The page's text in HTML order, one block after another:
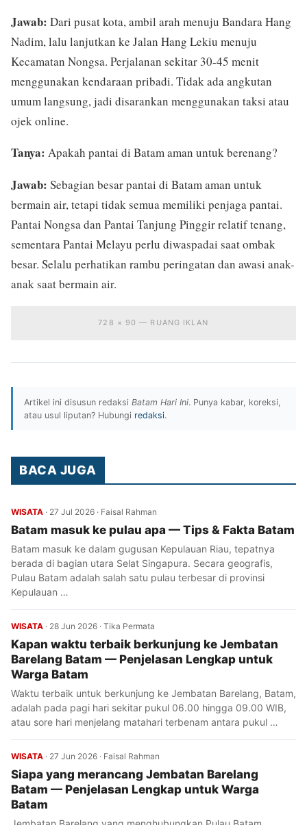
Jawab: Dari pusat kota, ambil arah menuju Bandara Hang
Nadim, lalu lanjutkan ke Jalan Hang Lekiu menuju
Kecamatan Nongsa. Perjalanan sekitar 30-45 menit
menggunakan kendaraan pribadi. Tidak ada angkutan
umum langsung, jadi disarankan menggunakan taksi atau
ojek online.
Tanya: Apakah pantai di Batam aman untuk berenang?
Jawab: Sebagian besar pantai di Batam aman untuk
bermain air, tetapi tidak semua memiliki penjaga pantai.
Pantai Nongsa dan Pantai Tanjung Pinggir relatif tenang,
sementara Pantai Melayu perlu diwaspadai saat ombak
besar. Selalu perhatikan rambu peringatan dan awasi anak-
anak saat bermain air.
728 × 90 — RUANG IKLAN
Artikel ini disusun redaksi Batam Hari Ini. Punya kabar, koreksi,
atau usul liputan? Hubungi redaksi.
BACA JUGA
WISATA · 27 Jul 2026 · Faisal Rahman
Batam masuk ke pulau apa — Tips & Fakta Batam
Batam masuk ke dalam gugusan Kepulauan Riau, tepatnya
berada di bagian utara Selat Singapura. Secara geografis,
Pulau Batam adalah salah satu pulau terbesar di provinsi
Kepulauan …
WISATA · 28 Jun 2026 · Tika Permata
Kapan waktu terbaik berkunjung ke Jembatan
Barelang Batam — Penjelasan Lengkap untuk
Warga Batam
Waktu terbaik untuk berkunjung ke Jembatan Barelang, Batam,
adalah pada pagi hari sekitar pukul 06.00 hingga 09.00 WIB,
atau sore hari menjelang matahari terbenam antara pukul …
WISATA · 27 Jun 2026 · Faisal Rahman
Siapa yang merancang Jembatan Barelang
Batam — Penjelasan Lengkap untuk Warga
Batam